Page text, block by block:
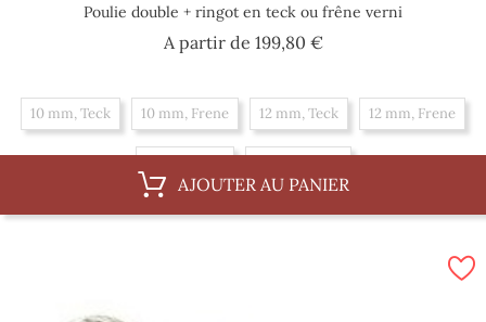
Poulie double + ringot en teck ou frêne verni
A partir de 199,80 €Prix
10 mm, Teck 10 mm, Frene 12 mm, Teck 12 mm, Frene
AJOUTER AU PANIER